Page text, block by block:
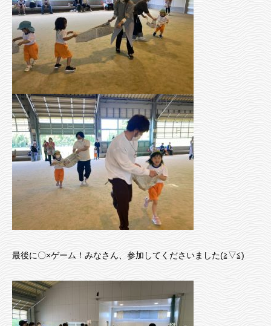
最後に〇×ゲーム！みなさん、参加してくださいました(≧▽≦)